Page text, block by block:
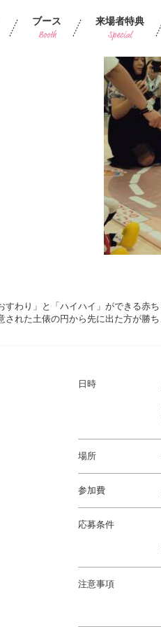
ブース
Booth
来場者特典
Special
すわり」と「ハイハイ」ができる赤
された土俵の円から先に出た方が勝
日時
場所
参加費
応募条件
注意事項